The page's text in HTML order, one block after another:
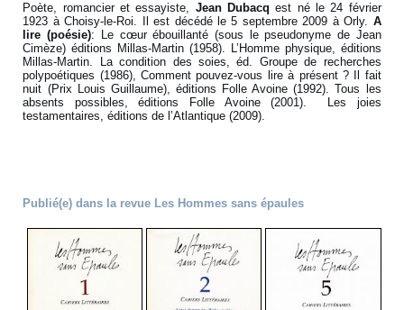
Poète, romancier et essayiste, Jean Dubacq est né le 24 février
1923 à Choisy-le-Roi. Il est décédé le 5 septembre 2009 à Orly. A
lire (poésie): Le cœur ébouillanté (sous le pseudonyme de Jean
Cimèze) éditions Millas-Martin (1958). L’Homme physique, éditions
Millas-Martin. La condition des soies, éd. Groupe de recherches
polypoétiques (1986), Comment pouvez-vous lire à présent ? Il fait
nuit (Prix Louis Guillaume), éditions Folle Avoine (1992). Tous les
absents possibles, éditions Folle Avoine (2001). Les joies
testamentaires, éditions de l’Atlantique (2009).
Publié(e) dans la revue Les Hommes sans épaules